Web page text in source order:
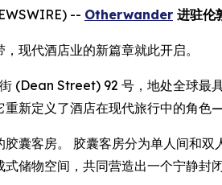
-- Otherwander 进驻伦
现代酒店业的新篇章就此开启。
(Dean Street) 92 号，地处全球最
新定义了酒店在现代旅行中的角
囊客房。 胶囊客房分为单人间和
储物空间，共同营造出一个宁静封